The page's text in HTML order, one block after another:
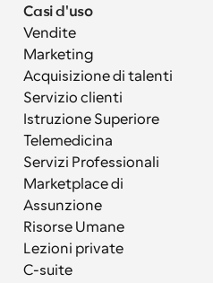
Casi d'uso
Vendite
Marketing
Acquisizione di talenti
Servizio clienti
Istruzione Superiore
Telemedicina
Servizi Professionali
Marketplace di
Assunzione
Risorse Umane
Lezioni private
C-suite